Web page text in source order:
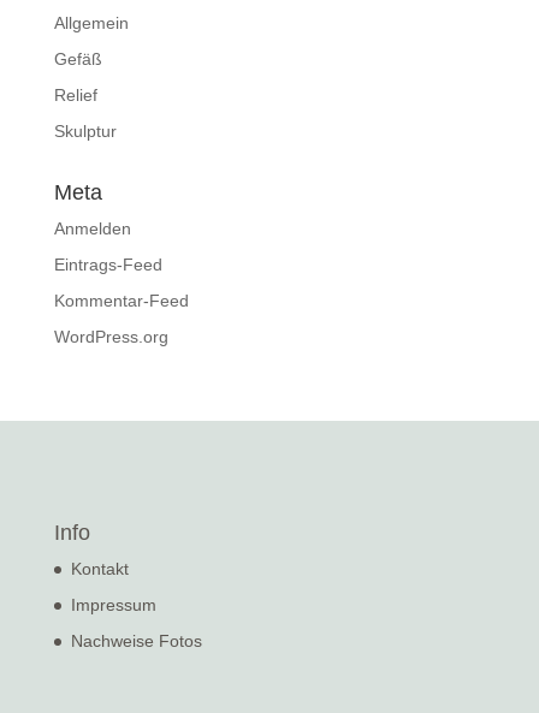
Allgemein
Gefäß
Relief
Skulptur
Meta
Anmelden
Eintrags-Feed
Kommentar-Feed
WordPress.org
Info
Kontakt
Impressum
Nachweise Fotos